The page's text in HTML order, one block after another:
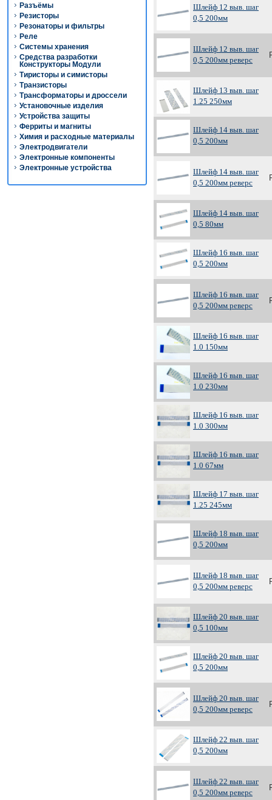
Разъёмы
Резисторы
Резонаторы и фильтры
Реле
Системы хранения
Средства разработки
Конструкторы Модули
Тиристоры и симисторы
Транзисторы
Трансформаторы и дроссели
Установочные изделия
Устройства защиты
Ферриты и магниты
Химия и расходные материалы
Электродвигатели
Электронные компоненты
Электронные устройства
Шлейф 12 выв. шаг
0,5 200мм
Шлейф 12 выв. шаг
0,5 200мм реверс
Шлейф 13 выв. шаг
1.25 250мм
Шлейф 14 выв. шаг
0,5 200мм
Шлейф 14 выв. шаг
0,5 200мм реверс
Шлейф 14 выв. шаг
0,5 80мм
Шлейф 16 выв. шаг
0,5 200мм
Шлейф 16 выв. шаг
0,5 200мм реверс
Шлейф 16 выв. шаг
1.0 150мм
Шлейф 16 выв. шаг
1.0 230мм
Шлейф 16 выв. шаг
1.0 300мм
Шлейф 16 выв. шаг
1.0 67мм
Шлейф 17 выв. шаг
1.25 245мм
Шлейф 18 выв. шаг
0,5 200мм
Шлейф 18 выв. шаг
0,5 200мм реверс
Шлейф 20 выв. шаг
0,5 100мм
Шлейф 20 выв. шаг
0,5 200мм
Шлейф 20 выв. шаг
0,5 200мм реверс
Шлейф 22 выв. шаг
0,5 200мм
Шлейф 22 выв. шаг
0,5 200мм реверс